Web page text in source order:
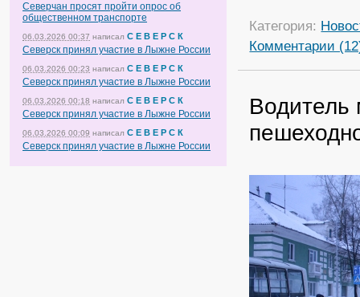
Северчан просят пройти опрос об
общественном транспорте
06.03.2026 00:37 написал С Е В Е Р С К
Северск принял участие в Лыжне России
06.03.2026 00:23 написал С Е В Е Р С К
Северск принял участие в Лыжне России
06.03.2026 00:18 написал С Е В Е Р С К
Северск принял участие в Лыжне России
06.03.2026 00:09 написал С Е В Е Р С К
Северск принял участие в Лыжне России
Категория:
Комментарии
Водитель